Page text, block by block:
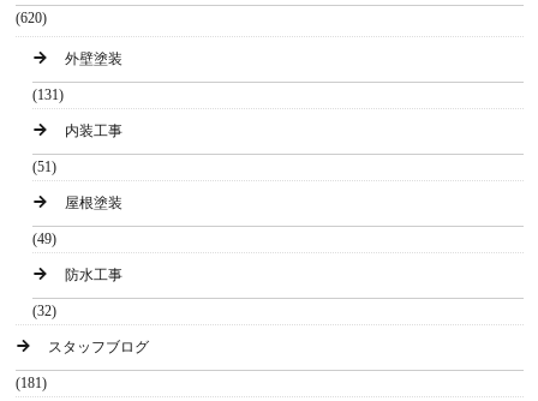
(620)
外壁塗装
(131)
内装工事
(51)
屋根塗装
(49)
防水工事
(32)
スタッフブログ
(181)